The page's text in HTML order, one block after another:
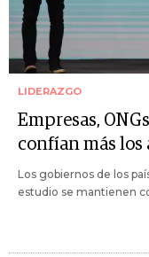
LIDERAZGO
Empresas,
confían más los
Los gobiernos de los
estudio se mantienen